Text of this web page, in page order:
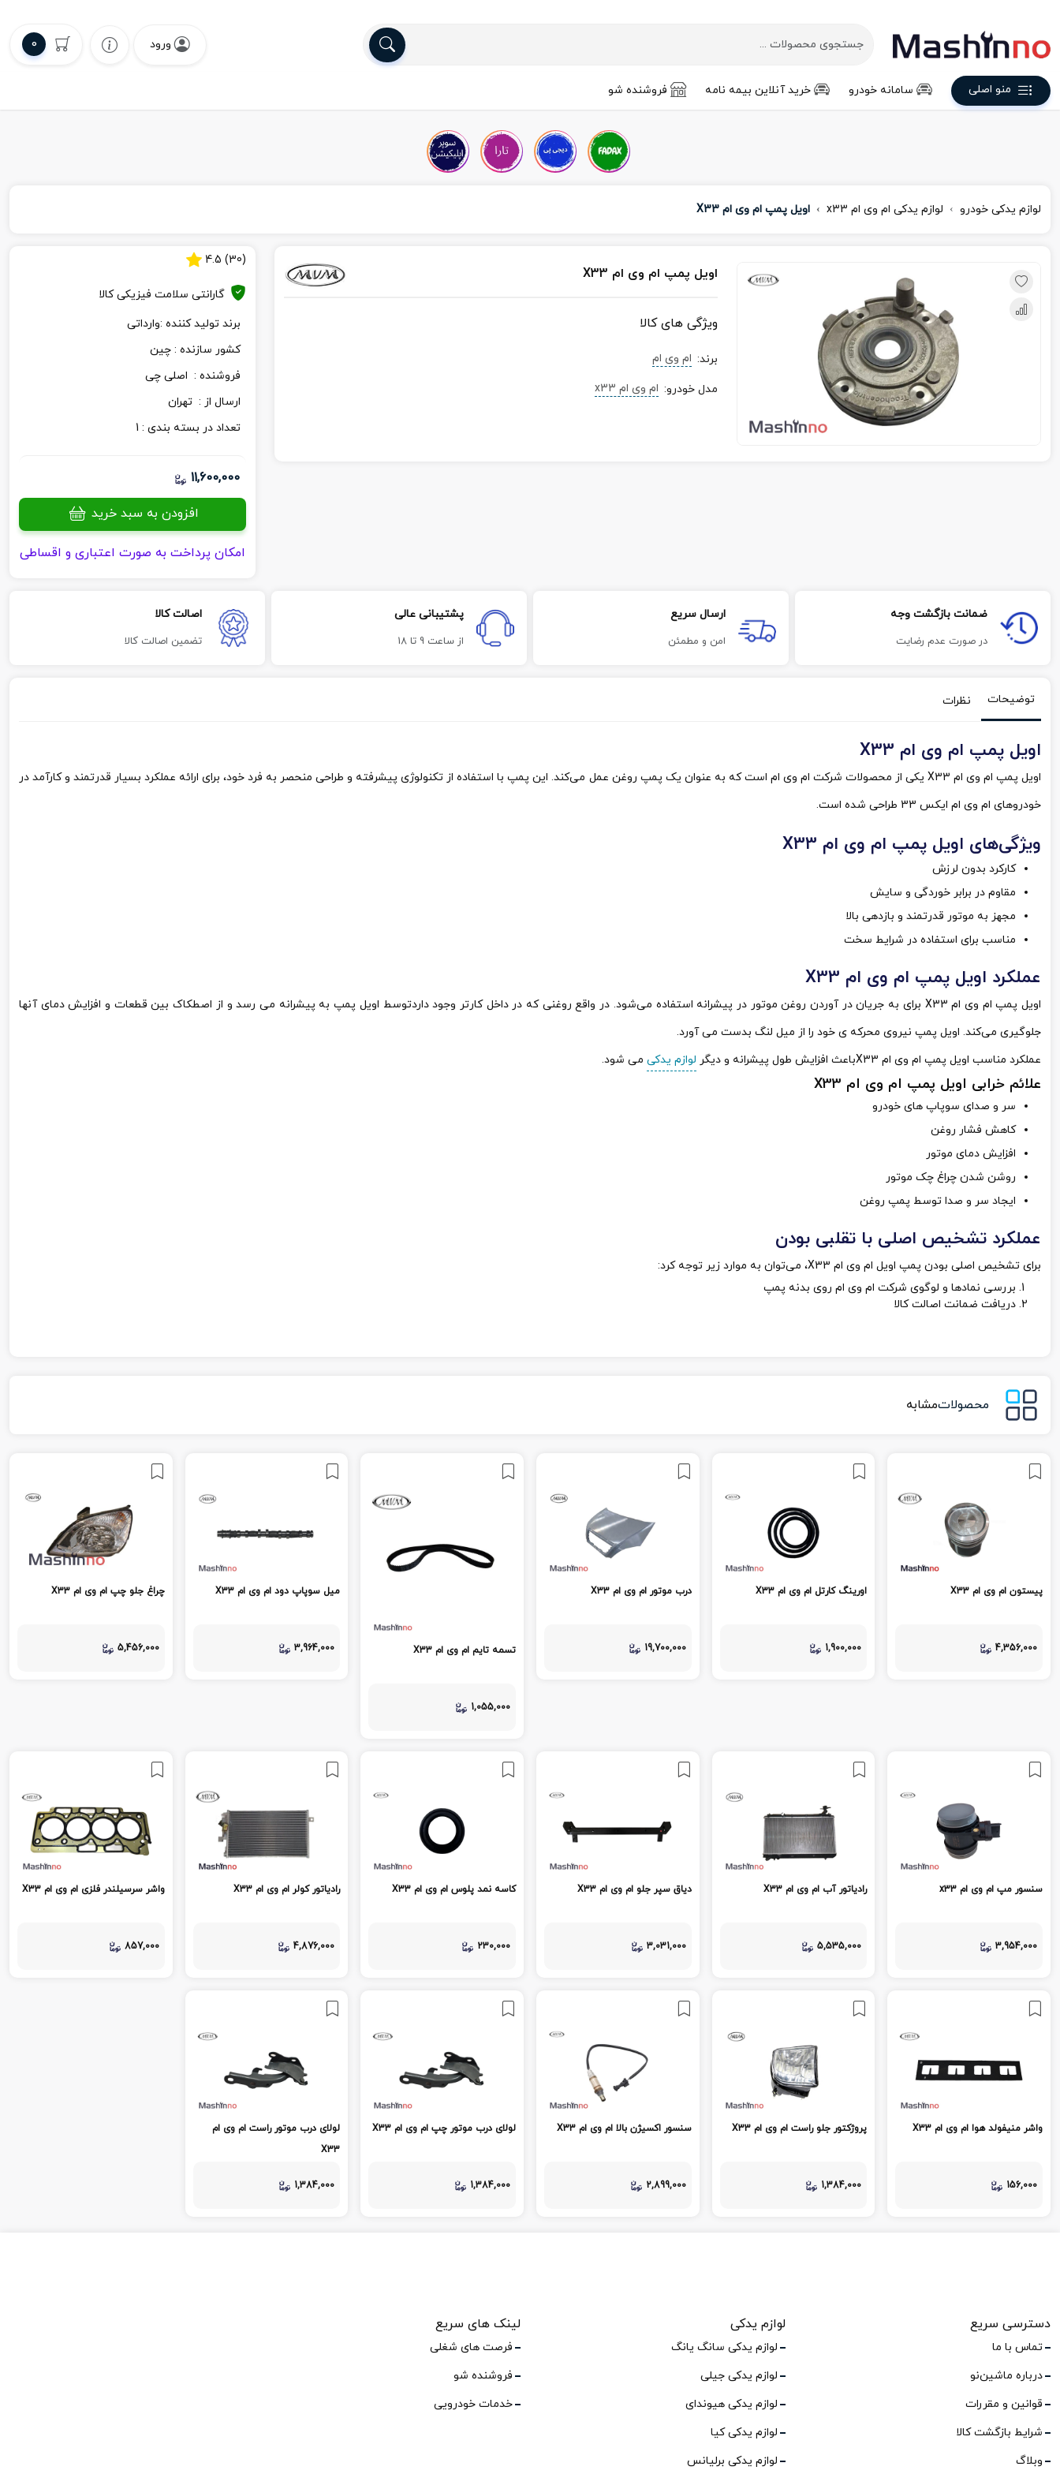
ورود 0
منو اصلی سامانه خودرو خرید آنلاین بیمه نامه فروشنده شو
لوازم یدکی خودرو لوازم یدکی ام‌ وی‌ ام x33 اویل پمپ ام وی ام X33
اویل پمپ ام وی ام X33
ویژگی های کالا
برند: ام وی ام
مدل خودرو: ام‌ وی‌ ام x33
(
30
)
4.5
گارانتی سلامت فیزیکی کالا
برند تولید کننده :وارداتی
کشور سازنده : چین
فروشنده : اصلی چی
ارسال از : تهران
تعداد در بسته بندی : 1
11,600,000
افزودن به سبد خرید
امکان پرداخت به صورت اعتباری و اقساطی
ضمانت بازگشت وجه
در صورت عدم رضایت
ارسال سریع
امن و مطمئن
پشتیبانی عالی
از ساعت 9 تا 18
اصالت کالا
تضمین اصالت کالا
توضیحات نظرات
اویل پمپ ام وی ام X33
اویل پمپ ام وی ام X33 یکی از محصولات شرکت ام وی ام است که به عنوان یک پمپ روغن عمل می‌کند. این پمپ با استفاده از تکنولوژی پیشرفته و طراحی منحصر به فرد خود، برای ارائه عملکرد بسیار قدرتمند و کارآمد در
خودروهای ام وی ام ایکس 33 طراحی شده است.
ویژگی‌های اویل پمپ ام وی ام X33
کارکرد بدون لرزش
مقاوم در برابر خوردگی و سایش
مجهز به موتور قدرتمند و بازدهی بالا
مناسب برای استفاده در شرایط سخت
عملکرد اویل پمپ ام وی ام X33
اویل پمپ ام وی ام X33 برای به جریان در آوردن روغن موتور در پیشرانه استفاده می‌شود. در واقع روغنی که در داخل کارتر وجود داردتوسط اویل پمپ به پیشرانه می رسد و از اصطکاک بین قطعات و افزایش دمای آنها
جلوگیری می‌کند. اویل پمپ نیروی محرکه ی خود را از میل لنگ بدست می آورد.
عملکرد مناسب اویل پمپ ام وی ام X33باعث افزایش طول پیشرانه و دیگر
لوازم یدکی می شود.
علائم خرابی اویل پمپ ام وی ام X33
سر و صدای سوپاپ های خودرو
کاهش فشار روغن
افزایش دمای موتور
روشن شدن چراغ چک موتور
ایجاد سر و صدا توسط پمپ روغن
عملکرد تشخیص اصلی با تقلبی بودن
برای تشخیص اصلی بودن پمپ اویل ام وی ام X33، می‌توان به موارد زیر توجه کرد:
بررسی نمادها و لوگوی شرکت ام وی ام روی بدنه پمپ
دریافت ضمانت اصالت کالا
محصولاتمشابه
پیستون ام وی ام X33
4,356,000
اورینگ کارتل ام وی ام X33
1,900,000
درب موتور ام وی ام X33
19,700,000 تسمه تایم ام وی ام X33
1,055,000
میل سوپاپ دود ام وی ام X33
3,964,000
چراغ جلو چپ ام وی ام X33
5,456,000
سنسور مپ ام وی ام x33
3,954,000
رادیاتور آب ام وی ام X33
5,535,000
دیاق سپر جلو ام وی ام X33
3,031,000
کاسه نمد پلوس ام وی ام X33
230,000
رادیاتور کولر ام وی ام X33
4,876,000
واشر سرسیلندر فلزی ام وی ام X33
857,000
واشر منیفولد هوا ام وی ام X33
156,000
پروژکتور جلو راست ام وی ام X33
1,384,000
سنسور اکسیژن بالا ام وی ام X33
2,899,000
لولای درب موتور چپ ام وی ام X33
1,384,000
لولای درب موتور راست ام وی ام
X33
1,384,000
دسترسی سریع
تماس با ما
درباره ماشین‌نو
قوانین و مقررات
شرایط بازگشت کالا
وبلاگ
لوازم یدکی
لوازم یدکی سانگ یانگ
لوازم یدکی جیلی
لوازم یدکی هیوندای
لوازم یدکی کیا
لوازم یدکی برلیانس
لینک های سریع
فرصت های شغلی
فروشنده شو
خدمات خودرویی